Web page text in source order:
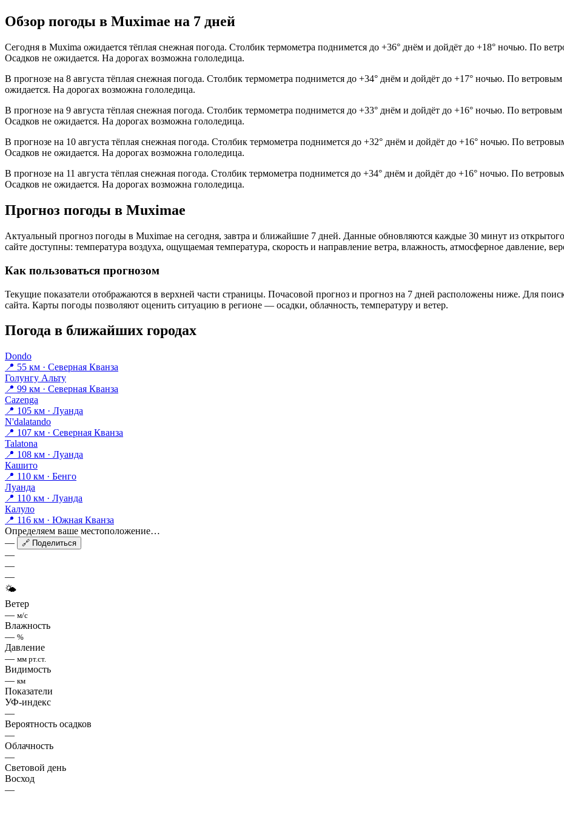
Обзор погоды в Muximaе на 7 дней
Сегодня в Muxima ожидается тёплая снежная погода. Столбик термометра поднимется до +36° днём и дойдёт до +18° ночью. По
Осадков не ожидается. На дорогах возможна гололедица.
В прогнозе на 8 августа тёплая снежная погода. Столбик термометра поднимется до +34° днём и дойдёт до +17° ночью. По
ожидается. На дорогах возможна гололедица.
В прогнозе на 9 августа тёплая снежная погода. Столбик термометра поднимется до +33° днём и дойдёт до +16° ночью. По
Осадков не ожидается. На дорогах возможна гололедица.
В прогнозе на 10 августа тёплая снежная погода. Столбик термометра поднимется до +32° днём и дойдёт до +16° ночью. По
Осадков не ожидается. На дорогах возможна гололедица.
В прогнозе на 11 августа тёплая снежная погода. Столбик термометра поднимется до +34° днём и дойдёт до +16° ночью. По
Осадков не ожидается. На дорогах возможна гололедица.
Прогноз погоды в Muximaе
Актуальный прогноз погоды в Muximaе на сегодня, завтра и ближайшие 7 дней. Данные обновляются каждые 30 минут из
сайте доступны: температура воздуха, ощущаемая температура, скорость и направление ветра, влажность, атмосферное давление,
Как пользоваться прогнозом
Текущие показатели отображаются в верхней части страницы. Почасовой прогноз и прогноз на 7 дней расположены ниже. Для
сайта. Карты погоды позволяют оценить ситуацию в регионе — осадки, облачность, температуру и ветер.
Погода в ближайших городах
Dondo
📍 55 км · Северная Кванза
Голунгу Альту
📍 99 км · Северная Кванза
Cazenga
📍 105 км · Луанда
N'dalatando
📍 107 км · Северная Кванза
Talatona
📍 108 км · Луанда
Кашито
📍 110 км · Бенго
Луанда
📍 110 км · Луанда
Калуло
📍 116 км · Южная Кванза
Определяем ваше местоположение…
—
🔗 Поделиться
—
—
—
🌤
Ветер
— м/с
Влажность
— %
Давление
— мм рт.ст.
Видимость
— км
Показатели
УФ-индекс
—
Вероятность осадков
—
Облачность
—
Световой день
Восход
—